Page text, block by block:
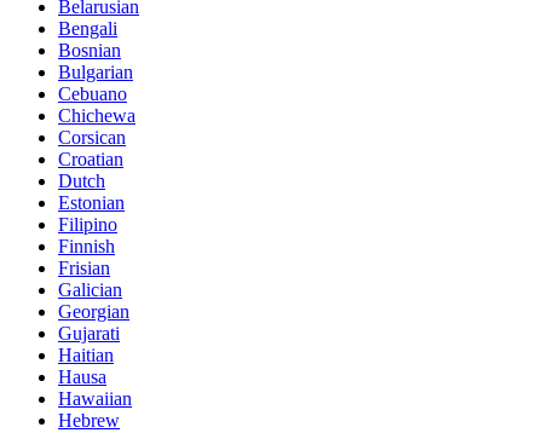
Belarusian
Bengali
Bosnian
Bulgarian
Cebuano
Chichewa
Corsican
Croatian
Dutch
Estonian
Filipino
Finnish
Frisian
Galician
Georgian
Gujarati
Haitian
Hausa
Hawaiian
Hebrew